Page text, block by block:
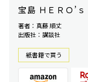
宝島 ＨＥＲＯ’
著者：真藤 順丈
出版社：講談社
紙書籍で買う